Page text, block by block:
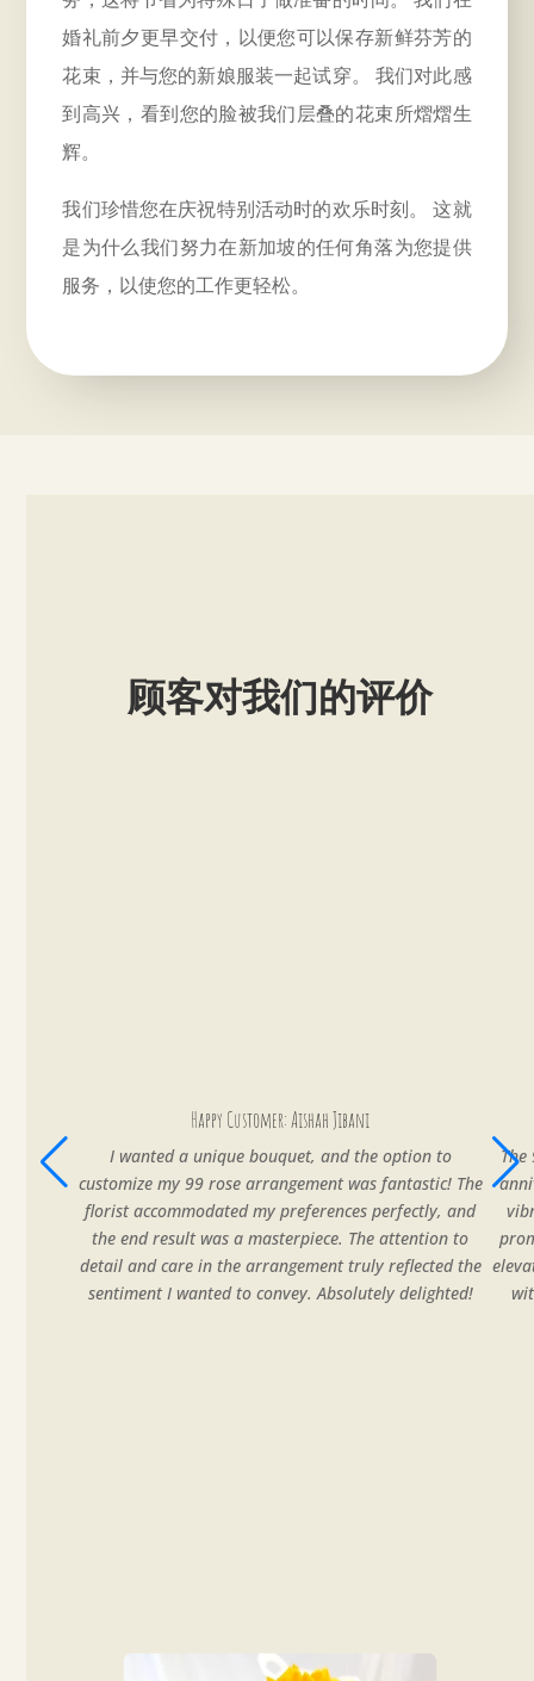
婚礼前夕更早交付，以便您可以保存新鲜芬芳的
花束，并与您的新娘服装一起试穿。 我们对此感
到高兴，看到您的脸被我们层叠的花束所熠熠生
辉。
我们珍惜您在庆祝特别活动时的欢乐时刻。 这就
是为什么我们努力在新加坡的任何角落为您提供
服务，以使您的工作更轻松。
顾客对我们的评价
Happy Customer: Aishah Jibani
I wanted a unique bouquet, and the option to
customize my 99 rose arrangement was fantastic! The
florist accommodated my preferences perfectly, and
the end result was a masterpiece. The attention to
detail and care in the arrangement truly reflected the
sentiment I wanted to convey. Absolutely delighted!
The